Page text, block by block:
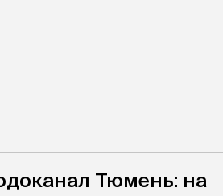
Тюмень: на